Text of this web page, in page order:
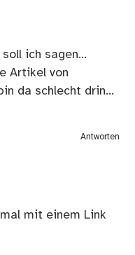
ich sagen…
Artikel von
da schlecht drin…
Antworten
mit einem Link